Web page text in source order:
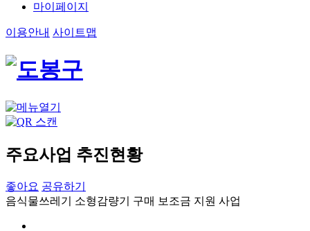
마이페이지
이용안내 사이트맵
주요사업 추진현황
좋아요 공유하기
음식물쓰레기 소형감량기 구매 보조금 지원 사업